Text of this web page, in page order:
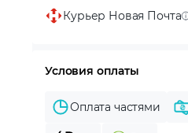
Курьер Новая Почта
Условия оплаты
Оплата частями